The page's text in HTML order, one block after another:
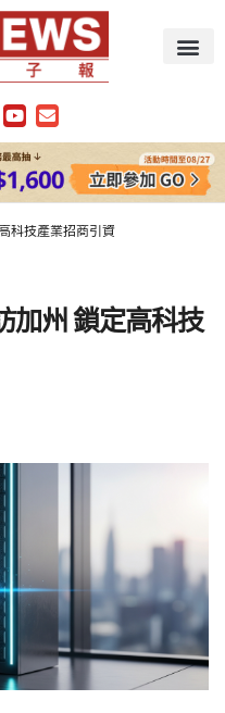
科技產業招商引資
加州 鎖定高科技